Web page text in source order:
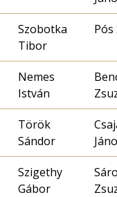
Szobotka
Tibor
Nemes
István
Török
Sándor
Szigethy
Gábor